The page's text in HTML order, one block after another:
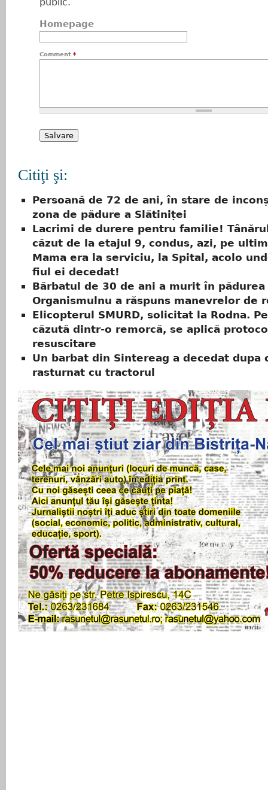
Homepage
Comment *
Citiţi şi:
Persoană de 72 de ani, în stare de
zona de pădure a Slătiniței
Lacrimi de durere pentru familie!
căzut de la etajul 9, condus, azi, pe
Mama era la serviciu, la Spital, acolo
fiul ei decedat!
Bărbatul de 30 de ani a murit în
Organismulnu a răspuns manevrelor de
Elicopterul SMURD, solicitat la Rodna.
căzută dintr-o remorcă, se aplică
resuscitare
Un barbat din Sintereag a decedat dupa
rasturnat cu tractorul